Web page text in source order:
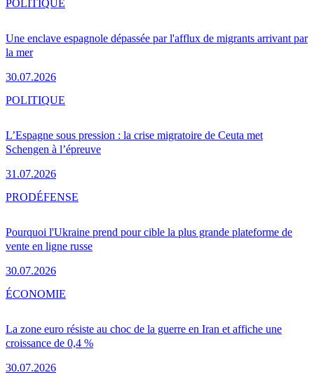
Une enclave espagnole dépassée par l'afflux de migrants arrivant par
la mer
30.07.2026
POLITIQUE
L’Espagne sous pression : la crise migratoire de Ceuta met
Schengen à l’épreuve
31.07.2026
POLITIQUE
Pourquoi l'Ukraine prend pour cible la plus grande plateforme de
vente en ligne russe
30.07.2026
PRODÉFENSE
La zone euro résiste au choc de la guerre en Iran et affiche une
croissance de 0,4 %
30.07.2026
ÉCONOMIE